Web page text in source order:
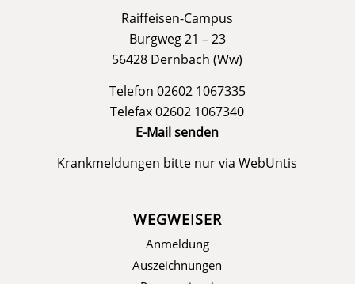
Raiffeisen-Campus
Burgweg 21 – 23
56428 Dernbach (Ww)
Telefon 02602 1067335
Telefax 02602 1067340
E-Mail senden
Krankmeldungen bitte nur viaWebUntis
WEGWEISER
Anmeldung
Auszeichnungen